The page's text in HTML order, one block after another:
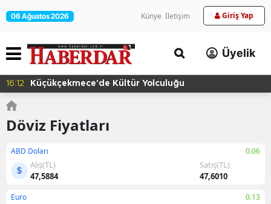
06 Ağustos 2026 Künye İletişim Giriş Yap
Üyelik
16:12 Küçükçekmece'de Kültür Yolculuğu
Döviz Fiyatları
ABD Doları 0.06
Alış(TL)
47,5884
Satış(TL)
47,6010
Euro 0.13